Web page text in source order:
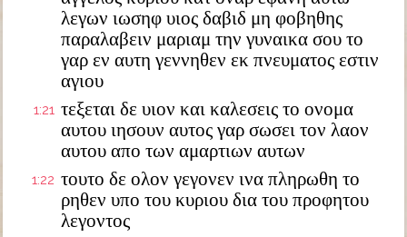
λεγων ιωσηφ υιος δαβιδ μη φοβηθης
παραλαβειν μαριαμ την γυναικα σου το
γαρ εν αυτη γεννηθεν εκ πνευματος εστιν
αγιου
1:21 τεξεται δε υιον και καλεσεις το ονομα
αυτου ιησουν αυτος γαρ σωσει τον λαον
αυτου απο των αμαρτιων αυτων
1:22 τουτο δε ολον γεγονεν ινα πληρωθη το
ρηθεν υπο του κυριου δια του προφητου
λεγοντος